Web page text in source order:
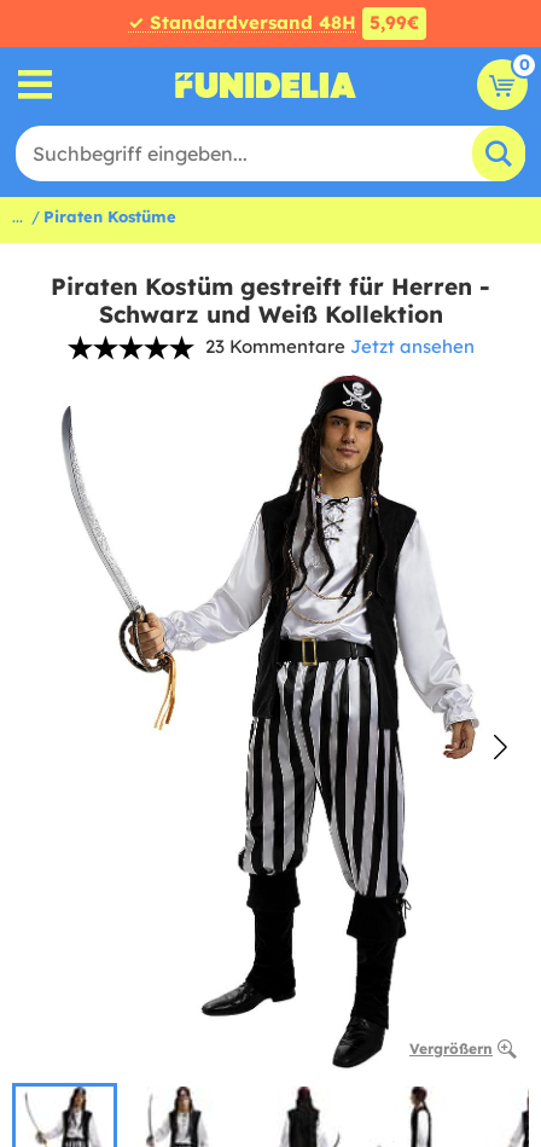
✓ Standardversand 48H 5,99€
0
... Piraten Kostüme
Piraten Kostüm gestreift für Herren -
Schwarz und Weiß Kollektion
23 Kommentare Jetzt ansehen
Vergrößern